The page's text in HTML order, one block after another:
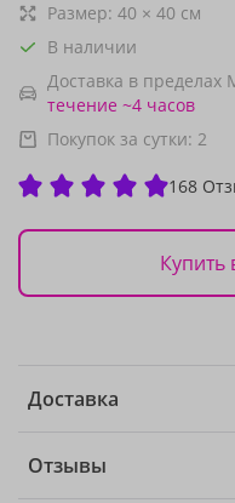
Размер: 40 × 40 см
В наличии
Доставка в пределах
течение ~4 часов
Покупок за сутки: 2
168
Купить
Доставка
Отзывы